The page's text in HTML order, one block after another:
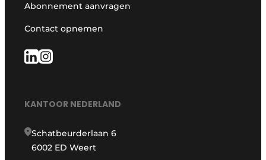
Abonnement aanvragen
Contact opnemen
KANTOOR NEDERLAND
Schatbeurderlaan 6
6002 ED Weert